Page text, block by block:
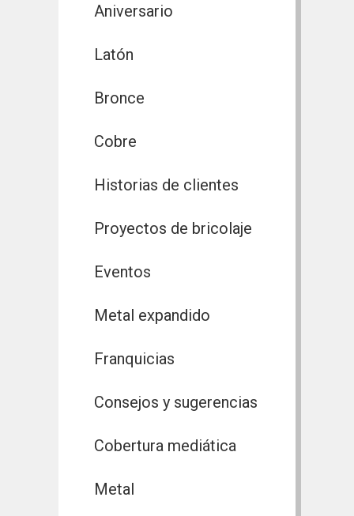
Aniversario
Latón
Bronce
Cobre
Historias de clientes
Proyectos de bricolaje
Eventos
Metal expandido
Franquicias
Consejos y sugerencias
Cobertura mediática
Metal